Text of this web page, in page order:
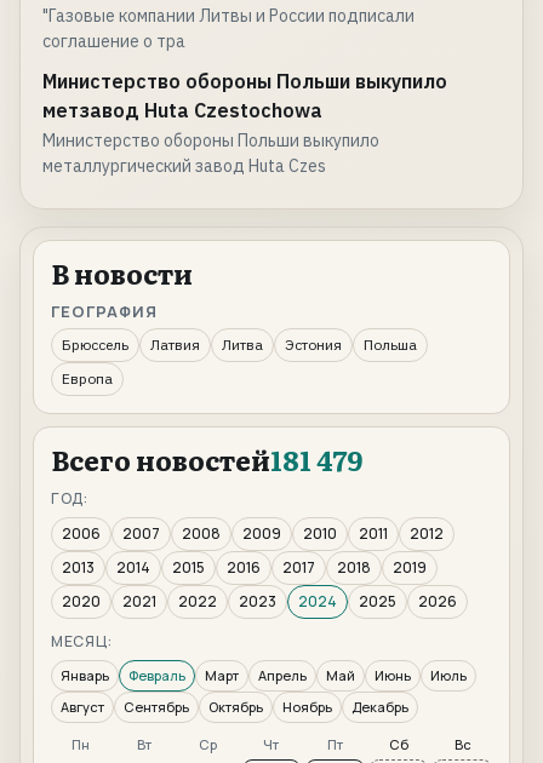
"Газовые компании Литвы и России подписали
соглашение о тра
Министерство обороны Польши выкупило
метзавод Huta Czestochowa
Министерство обороны Польши выкупило
металлургический завод Huta Czes
В новости
ГЕОГРАФИЯ
Брюссель Латвия Литва Эстония
Польша
Европа
Всего новостей181 479
ГОД:
2006
2007 2008 2009 2010 2011
2012
2013
2014 2015 2016 2017 2018
2019
2020
2021 2022 2023 2024 2025
2026
МЕСЯЦ:
Январь Февраль Март Апрель Май Июнь
Июль
Август
Сентябрь Октябрь Ноябрь Декабрь
Пн Вт Ср Чт Пт Сб Вс